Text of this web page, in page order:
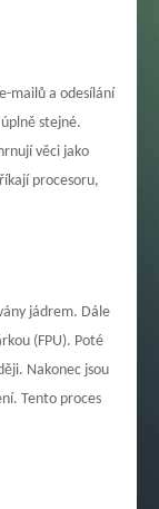
mailů a odesílání
stejné.
věci jako
procesoru,
jádrem. Dále
(FPU). Poté
Nakonec jsou
Tento proces